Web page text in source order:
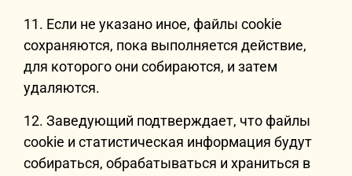
11. Если не указано иное, файлы cookie
сохраняются, пока выполняется действие,
для которого они собираются, и затем
удаляются.
12. Заведующий подтверждает, что файлы
cookie и статистическая информация будут
собираться, обрабатываться и храниться в